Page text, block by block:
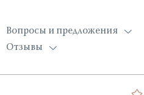
Вопросы и предложения
Отзывы